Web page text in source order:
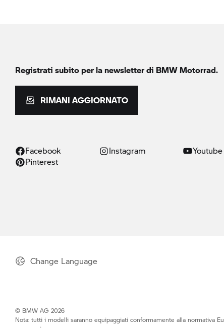
Registrati subito per la newsletter di BMW Motorrad.
RIMANI AGGIORNATO
Facebook Instagram
Youtube
Pinterest
Change Language
© BMW AG 2026
Nota: tutti i modelli saranno equipaggiati conformamente alla normativa